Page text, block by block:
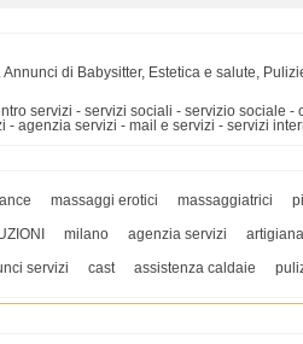
di Babysitter, Estetica e salute,
servizi - servizi sociali - servizio sociale
- agenzia servizi - mail e servizi - servizi
massaggi erotici massaggiatrici
milano agenzia servizi
servizi cast assistenza caldaie